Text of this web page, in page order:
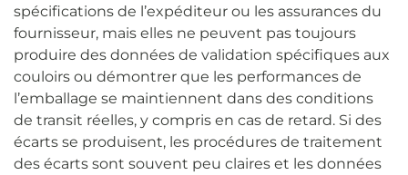
spécifications de l’expéditeur ou les assurances du
fournisseur, mais elles ne peuvent pas toujours
produire des données de validation spécifiques aux
couloirs ou démontrer que les performances de
l’emballage se maintiennent dans des conditions
de transit réelles, y compris en cas de retard. Si des
écarts se produisent, les procédures de traitement
des écarts sont souvent peu claires et les données